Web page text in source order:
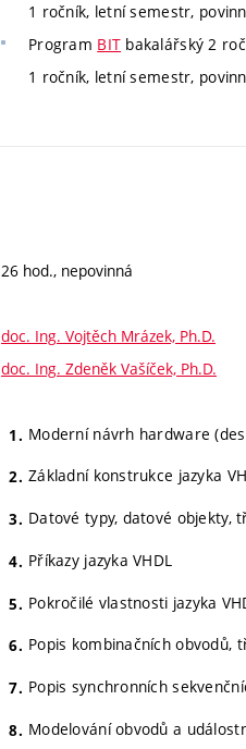
1 ročník, letní semestr,
Program BIT bakalářský 2
1 ročník, letní semestr,
26 hod., nepovinná
doc. Ing. Vojtěch Mrázek, Ph.D.
doc. Ing. Zdeněk Vašíček, Ph.D.
Moderní návrh hardware
Základní konstrukce jazyka
Datové typy, datové objekty,
Příkazy jazyka VHDL
Pokročilé vlastnosti jazyka
Popis kombinačních obvodů,
Popis synchronních
Modelování obvodů a